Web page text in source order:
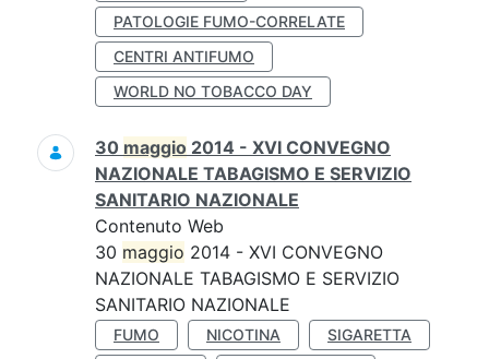
PATOLOGIE FUMO-CORRELATE
CENTRI ANTIFUMO
WORLD NO TOBACCO DAY
30 maggio 2014 - XVI CONVEGNO
NAZIONALE TABAGISMO E SERVIZIO
SANITARIO NAZIONALE
Contenuto Web
30 maggio 2014 - XVI CONVEGNO
NAZIONALE TABAGISMO E SERVIZIO
SANITARIO NAZIONALE
FUMO NICOTINA
SIGARETTA